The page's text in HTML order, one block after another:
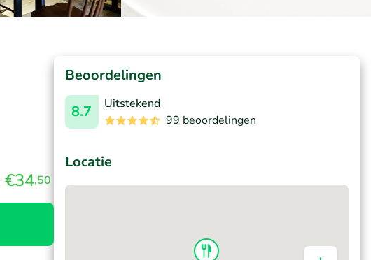
€34,50
Beoordelingen
8.7
Uitstekend
99 beoordelingen
Locatie